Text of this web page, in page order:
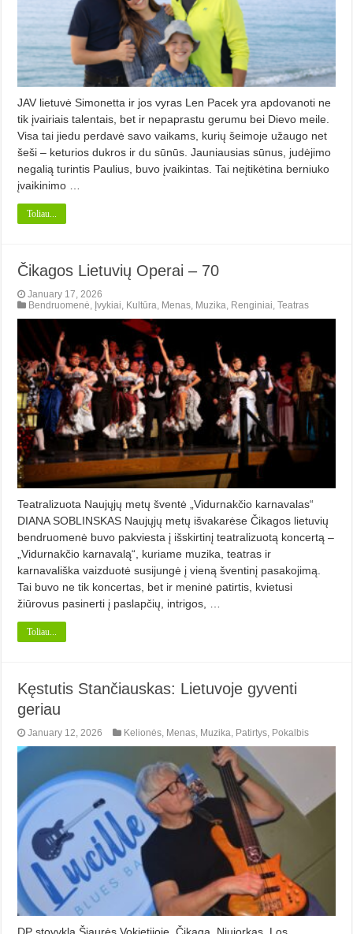
JAV lietuvė Simonetta ir jos vyras Len Pacek yra apdovanoti ne
tik įvairiais talentais, bet ir nepaprastu gerumu bei Dievo meile.
Visa tai jiedu perdavė savo vaikams, kurių šeimoje užaugo net
šeši – keturios dukros ir du sūnūs. Jauniausias sūnus, judėjimo
negalią turintis Paulius, buvo įvaikintas. Tai neįtikėtina berniuko
įvaikinimo …
Toliau...
Čikagos Lietuvių Operai – 70
January 17, 2026
Bendruomenė, Įvykiai, Kultūra, Menas, Muzika, Renginiai,Teatras
Teatralizuota Naujųjų metų šventė „Vidurnakčio karnavalas“
DIANA SOBLINSKAS Naujųjų metų išvakarėse Čikagos lietuvių
bendruomenė buvo pakviesta į išskirtinį teatralizuotą koncertą –
„Vidurnakčio karnavalą“, kuriame muzika, teatras ir
karnavališka vaizduotė susijungė į vieną šventinį pasakojimą.
Tai buvo ne tik koncertas, bet ir meninė patirtis, kvietusi
žiūrovus pasinerti į paslapčių, intrigos, …
Toliau...
Kęstutis Stančiauskas: Lietuvoje gyventi
geriau
January 12, 2026 Kelionės, Menas, Muzika, Patirtys, Pokalbis